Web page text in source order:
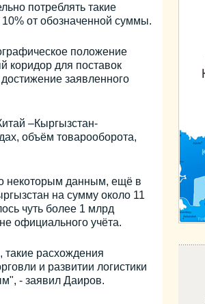
потреблять такие
от обозначенной суммы.
положение
коридор для поставок
заявленного
–Кыргызстан-
объём товарооборота,
некоторым данным, ещё в
на сумму около 11
чуть более 1 млрд
официального учёта.
такие расхождения
и развитии логистики
- заявил Даиров.